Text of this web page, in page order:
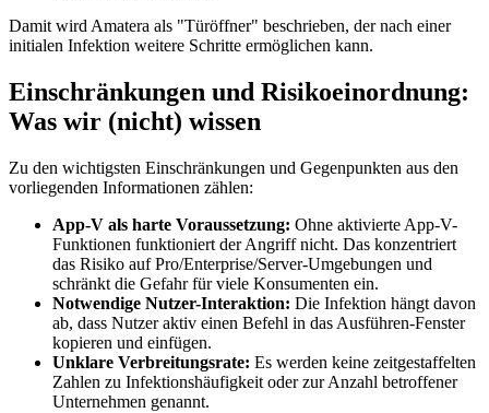
Damit wird Amatera als "Türöffner" beschrieben, der nach einer
initialen Infektion weitere Schritte ermöglichen kann.
Einschränkungen und Risikoeinordnung:
Was wir (nicht) wissen
Zu den wichtigsten Einschränkungen und Gegenpunkten aus den
vorliegenden Informationen zählen:
App-V als harte Voraussetzung: Ohne aktivierte App-V-
Funktionen funktioniert der Angriff nicht. Das konzentriert
das Risiko auf Pro/Enterprise/Server-Umgebungen und
schränkt die Gefahr für viele Konsumenten ein.
Notwendige Nutzer-Interaktion: Die Infektion hängt davon
ab, dass Nutzer aktiv einen Befehl in das Ausführen-Fenster
kopieren und einfügen.
Unklare Verbreitungsrate: Es werden keine zeitgestaffelten
Zahlen zu Infektionshäufigkeit oder zur Anzahl betroffener
Unternehmen genannt.